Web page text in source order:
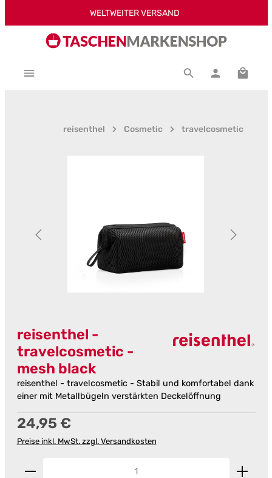
Zum Hauptinhalt springenWELTWEITER VERSAND
reisenthel Cosmetic travelcosmetic
reisenthel -
travelcosmetic -
mesh black
reisenthel - travelcosmetic - Stabil und komfortabel dank
einer mit Metallbügeln verstärkten Deckelöffnung
Regulärer Preis:
24,95 €
Preise inkl. MwSt. zzgl. Versandkosten
Produkt Anzahl: Gib den gewünschten Wert ein